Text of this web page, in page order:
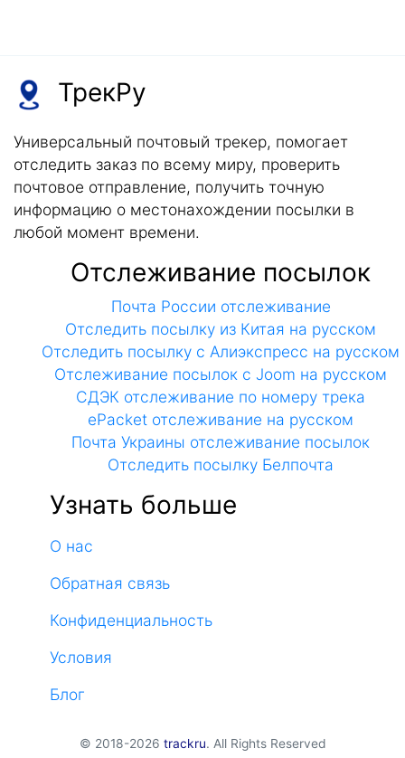
ТрекРу
Универсальный почтовый трекер, помогает
отследить заказ по всему миру, проверить
почтовое отправление, получить точную
информацию о местонахождении посылки в
любой момент времени.
Отслеживание посылок
Почта России отслеживание
Отследить посылку из Китая на русском
Отследить посылку с Алиэкспресс на русском
Отслеживание посылок с Joom на русском
СДЭК отслеживание по номеру трека
ePacket отслеживание на русском
Почта Украины отслеживание посылок
Отследить посылку Белпочта
Узнать больше
О нас
Обратная связь
Конфиденциальность
Условия
Блог
© 2018-2026 trackru. All Rights Reserved